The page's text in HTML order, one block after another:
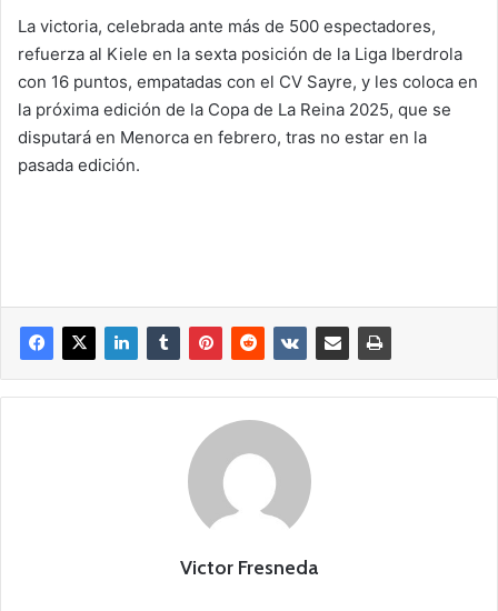
La victoria, celebrada ante más de 500 espectadores,
refuerza al Kiele en la sexta posición de la Liga Iberdrola
con 16 puntos, empatadas con el CV Sayre, y les coloca en
la próxima edición de la Copa de La Reina 2025, que se
disputará en Menorca en febrero, tras no estar en la
pasada edición.
Victor Fresneda